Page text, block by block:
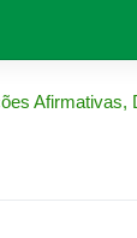
Afirmativas,